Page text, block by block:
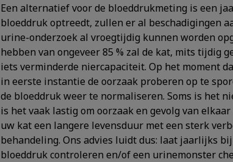
Een alternatief voor de bloeddrukmeting is een
bloeddruk optreedt, zullen er al beschadigingen
urine-onderzoek al vroegtijdig kunnen worden
hebben van ongeveer 85 % zal de kat, mits tijdig
iets verminderde niercapaciteit. Op het moment
in eerste instantie de oorzaak proberen op te
de bloeddruk weer te normaliseren. Soms is het
is het vaak lastig om oorzaak en gevolg van
uw kat een langere levensduur met een sterk
behandeling. Ons advies luidt dus: laat jaarlijks
bloeddruk controleren en/of een urinemonster